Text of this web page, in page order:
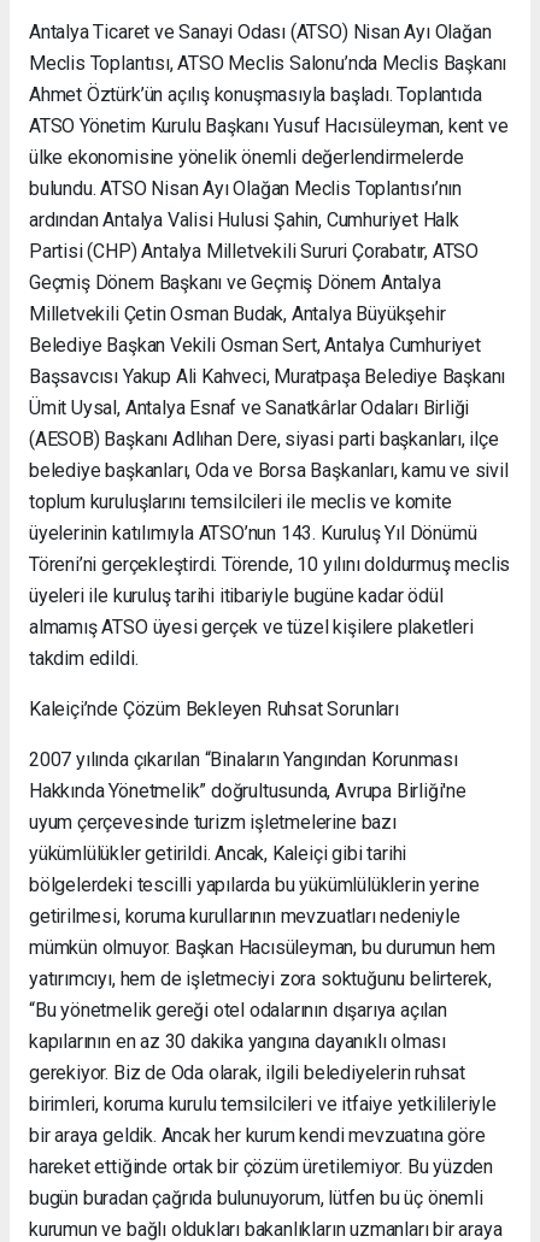
Antalya Ticaret ve Sanayi Odası (ATSO) Nisan Ayı Olağan
Meclis Toplantısı, ATSO Meclis Salonu’nda Meclis Başkanı
Ahmet Öztürk’ün açılış konuşmasıyla başladı. Toplantıda
ATSO Yönetim Kurulu Başkanı Yusuf Hacısüleyman, kent ve
ülke ekonomisine yönelik önemli değerlendirmelerde
bulundu. ATSO Nisan Ayı Olağan Meclis Toplantısı’nın
ardından Antalya Valisi Hulusi Şahin, Cumhuriyet Halk
Partisi (CHP) Antalya Milletvekili Sururi Çorabatır, ATSO
Geçmiş Dönem Başkanı ve Geçmiş Dönem Antalya
Milletvekili Çetin Osman Budak, Antalya Büyükşehir
Belediye Başkan Vekili Osman Sert, Antalya Cumhuriyet
Başsavcısı Yakup Ali Kahveci, Muratpaşa Belediye Başkanı
Ümit Uysal, Antalya Esnaf ve Sanatkârlar Odaları Birliği
(AESOB) Başkanı Adlıhan Dere, siyasi parti başkanları, ilçe
belediye başkanları, Oda ve Borsa Başkanları, kamu ve sivil
toplum kuruluşlarını temsilcileri ile meclis ve komite
üyelerinin katılımıyla ATSO’nun 143. Kuruluş Yıl Dönümü
Töreni’ni gerçekleştirdi. Törende, 10 yılını doldurmuş meclis
üyeleri ile kuruluş tarihi itibariyle bugüne kadar ödül
almamış ATSO üyesi gerçek ve tüzel kişilere plaketleri
takdim edildi.
Kaleiçi’nde Çözüm Bekleyen Ruhsat Sorunları
2007 yılında çıkarılan “Binaların Yangından Korunması
Hakkında Yönetmelik” doğrultusunda, Avrupa Birliği'ne
uyum çerçevesinde turizm işletmelerine bazı
yükümlülükler getirildi. Ancak, Kaleiçi gibi tarihi
bölgelerdeki tescilli yapılarda bu yükümlülüklerin yerine
getirilmesi, koruma kurullarının mevzuatları nedeniyle
mümkün olmuyor. Başkan Hacısüleyman, bu durumun hem
yatırımcıyı, hem de işletmeciyi zora soktuğunu belirterek,
“Bu yönetmelik gereği otel odalarının dışarıya açılan
kapılarının en az 30 dakika yangına dayanıklı olması
gerekiyor. Biz de Oda olarak, ilgili belediyelerin ruhsat
birimleri, koruma kurulu temsilcileri ve itfaiye yetkilileriyle
bir araya geldik. Ancak her kurum kendi mevzuatına göre
hareket ettiğinde ortak bir çözüm üretilemiyor. Bu yüzden
bugün buradan çağrıda bulunuyorum, lütfen bu üç önemli
kurumun ve bağlı oldukları bakanlıkların uzmanları bir araya